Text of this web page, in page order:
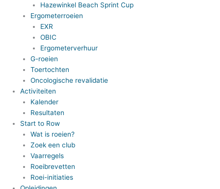
Hazewinkel Beach Sprint Cup
Ergometerroeien
EXR
OBIC
Ergometerverhuur
G-roeien
Toertochten
Oncologische revalidatie
Activiteiten
Kalender
Resultaten
Start to Row
Wat is roeien?
Zoek een club
Vaarregels
Roeibrevetten
Roei-initiaties